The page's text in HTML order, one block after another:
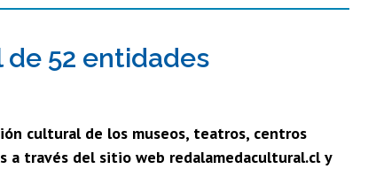
Estudios Internacionales
52 entidades
cultural de los museos, teatros, centros
a través del sitio web redalamedacultural.cl y